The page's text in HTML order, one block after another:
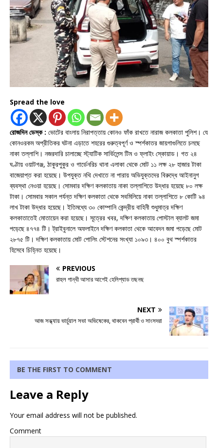
Spread the love
রোজদিন ডেস্ক : ভোটের বাংলায় নিরাপত্তায় কোনও ফাঁক রাখতে নারাজ কলকাতা পুলিশ। যে
কোনওরকম অপ্রীতিকর ঘটনা এড়াতে শহরের গুরুত্বপূর্ণ ও স্পর্শকাতর জায়গাগুলিতে চলছে
নাকা তল্লাশি। নজরদারি চালাচ্ছে স্ট্যাটিক সার্ভিলেন্স টিম ও ফ্লাইং স্কোয়াড। গত ২৪
ঘণ্টায় ওয়াটগঞ্জ, ঠাকুরপুকুর ও গার্ডেনরিচ থানা এলাকা থেকে মোট ১১ লক্ষ ২৮ হাজার টাকা
বাজেয়াপ্ত করা হয়েছে। উপযুক্ত নথি দেখাতে না পারায় অভিযুক্তদের বিরুদ্ধে আইনানুগ
ব্যবস্থা নেওয়া হয়েছে। সোমবার দক্ষিণ কলকাতায় নাকা তল্লাশিতে উদ্ধার হয়েছে ৮০ লক্ষ
টাকা। সোমবার সকাল পর্যন্ত দক্ষিণ কলকাতা থেকে সবমিলিয়ে নাকা তল্লাশিতে ৮ কোটি ৯৪
লাখ টাকা উদ্ধার হয়েছে। ইতিমধ্যে ৩০ কোম্পানি কেন্দ্রীয় বাহিনী শুধুমাত্র দক্ষিণ
কলকাতাতেই মোতায়েন করা হয়েছে। সূত্রের খবর, দক্ষিণ কলকাতায় পোস্টাল ব্যালট জমা
পড়েছে ৪৭৭৪ টি। ট্রাইবুনালে অফলাইনে দক্ষিণ কলকাতা থেকে আবেদন জমা পড়েছে মোট
২৮৭৫ টি। দক্ষিণ কলকাতায় মোট পোলিং স্টেশনের সংখ্যা ১০৯৩। ৪০০ বুথ স্পর্শকাতর
হিসেবে চিহ্নিত হয়েছে।
PREVIOUS
রাহুল গান্ধী আসার আগেই হেলিপ্যাড তছনছ
NEXT
আজ সন্ধ্যায় ভার্চুয়াল সভা অভিষেকের, থাকবেন প্রার্থী ও সাংসদরা
BE THE FIRST TO COMMENT
Leave a Reply
Your email address will not be published.
Comment